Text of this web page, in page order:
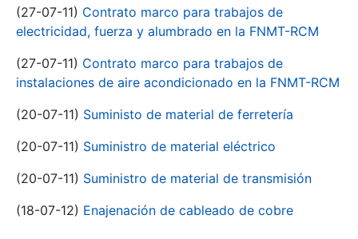
(27-07-11) Contrato marco para trabajos de
electricidad, fuerza y alumbrado en la FNMT-RCM
(27-07-11) Contrato marco para trabajos de
instalaciones de aire acondicionado en la FNMT-RCM
(20-07-11) Suministo de material de ferretería
(20-07-11) Suministro de material eléctrico
(20-07-11) Suministro de material de transmisión
(18-07-12) Enajenación de cableado de cobre